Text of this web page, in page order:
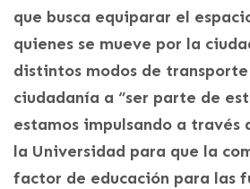
que busca equiparar el
quienes se mueve por la
distintos modos de
ciudadanía a “ser parte de
estamos impulsando a través
la Universidad para que la
factor de educación para las